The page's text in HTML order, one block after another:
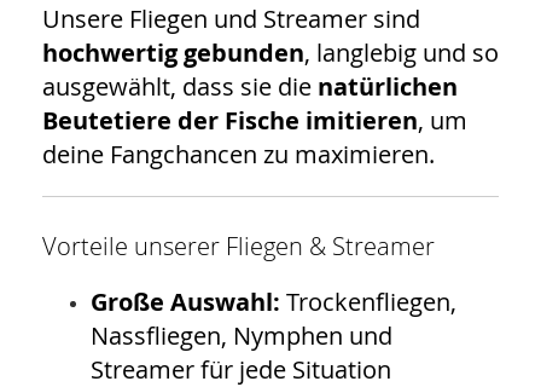
Unsere Fliegen und Streamer sind
hochwertig gebunden, langlebig und so
ausgewählt, dass sie die natürlichen
Beutetiere der Fische imitieren, um
deine Fangchancen zu maximieren.
Vorteile unserer Fliegen & Streamer
Große Auswahl: Trockenfliegen,
Nassfliegen, Nymphen und
Streamer für jede Situation